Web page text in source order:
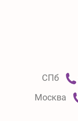
СПб
Москва